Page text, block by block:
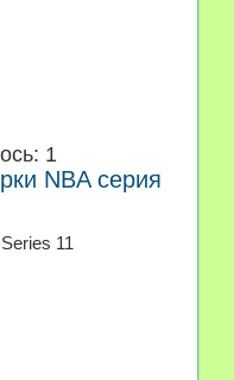
1
NBA серия
11